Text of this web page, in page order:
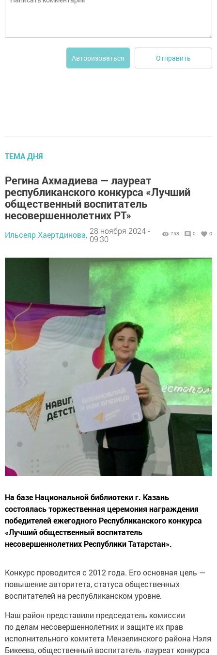
Авторизоваться Отправить
ТЕМА ДНЯ
Регина Ахмадиева — лауреат
республиканского конкурса «Лучший
общественный воспитатель
несовершеннолетних РТ»
Ильсеяр Хаертдинова, 28 ноября 2024 -
09:30
753 0 0
На базе Национальной библиотеки г. Казань
состоялась торжественная церемония награждения
победителей ежегодного Республиканского конкурса
«Лучший общественный воспитатель
несовершеннолетних Республики Татарстан».
Конкурс проводится с 2012 года. Его основная цель —
повышение авторитета, статуса общественных
воспитателей на республиканском уровне.
Наш район представили председатель комиссии
по делам несовершеннолетних и защите их прав
исполнительного комитета Мензелинского района Нэля
Бикеева, общественный воспитатель -лауреат конкурса